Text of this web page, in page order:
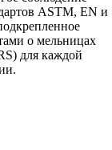
ASTM, EN и
о мельницах
для каждой